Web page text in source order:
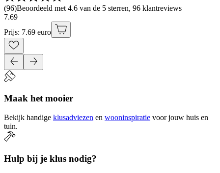
(96)Beoordeeld met 4.6 van de 5 sterren, 96 klantreviews
7.69
Prijs: 7.69 euro
Maak het mooier
Bekijk handige klusadviezen en wooninspiratie voor jouw huis en
tuin.
Hulp bij je klus nodig?